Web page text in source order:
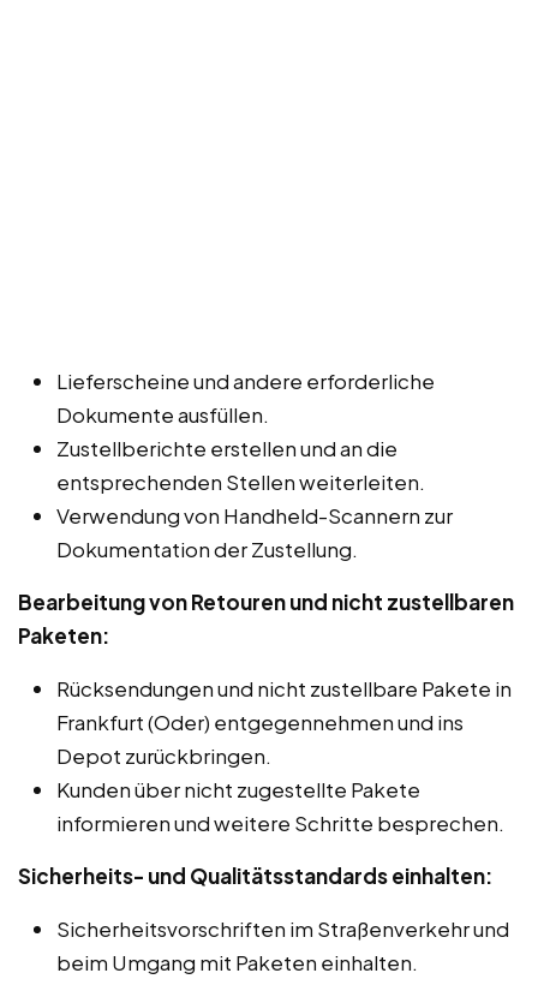
Lieferscheine und andere erforderliche
Dokumente ausfüllen.
Zustellberichte erstellen und an die
entsprechenden Stellen weiterleiten.
Verwendung von Handheld-Scannern zur
Dokumentation der Zustellung.
Bearbeitung von Retouren und nicht zustellbaren
Paketen:
Rücksendungen und nicht zustellbare Pakete in
Frankfurt (Oder) entgegennehmen und ins
Depot zurückbringen.
Kunden über nicht zugestellte Pakete
informieren und weitere Schritte besprechen.
Sicherheits- und Qualitätsstandards einhalten:
Sicherheitsvorschriften im Straßenverkehr und
beim Umgang mit Paketen einhalten.